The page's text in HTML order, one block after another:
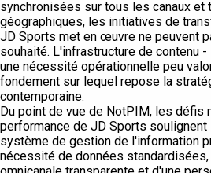
synchronisées sur tous les canaux
géographiques, les initiatives de
JD Sports met en œuvre ne peuvent
souhaité. L'infrastructure de contenu
une nécessité opérationnelle peu
fondement sur lequel repose la
contemporaine.
Du point de vue de NotPIM, les défis
performance de JD Sports soulignent
système de gestion de l'information
nécessité de données